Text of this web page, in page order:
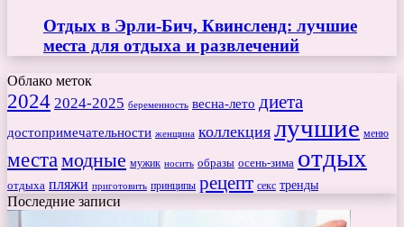
Отдых в Эрли-Бич, Квинсленд: лучшие
места для отдыха и развлечений
Облако меток
2024 2024-2025 беременность весна-лето диета
достопримечательности женщина коллекция лучшие меню
места модные мужик носить образы осень-зима отдых
отдыха пляжи приготовить принципы рецепт секс тренды
Последние записи